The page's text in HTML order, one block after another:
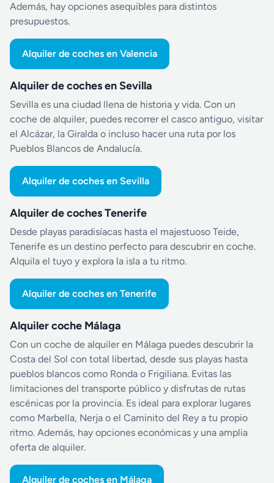
Además, hay opciones asequibles para distintos
presupuestos.
Alquiler de coches en Valencia
Alquiler de coches en Sevilla
Sevilla es una ciudad llena de historia y vida. Con un
coche de alquiler, puedes recorrer el casco antiguo, visitar
el Alcázar, la Giralda o incluso hacer una ruta por los
Pueblos Blancos de Andalucía.
Alquiler de coches en Sevilla
Alquiler de coches Tenerife
Desde playas paradisíacas hasta el majestuoso Teide,
Tenerife es un destino perfecto para descubrir en coche.
Alquila el tuyo y explora la isla a tu ritmo.
Alquiler de coches en Tenerife
Alquiler coche Málaga
Con un coche de alquiler en Málaga puedes descubrir la
Costa del Sol con total libertad, desde sus playas hasta
pueblos blancos como Ronda o Frigiliana. Evitas las
limitaciones del transporte público y disfrutas de rutas
escénicas por la provincia. Es ideal para explorar lugares
como Marbella, Nerja o el Caminito del Rey a tu propio
ritmo. Además, hay opciones económicas y una amplia
oferta de alquiler.
Alquiler de coches en Málaga